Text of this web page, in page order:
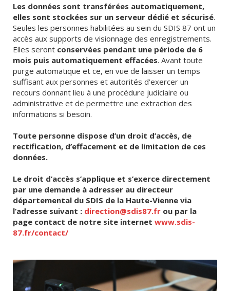
Les données sont transférées automatiquement,
elles sont stockées sur un serveur dédié et sécurisé.
Seules les personnes habilitées au sein du SDIS 87 ont un
accès aux supports de visionnage des enregistrements.
Elles seront conservées pendant une période de 6
mois puis automatiquement effacées. Avant toute
purge automatique et ce, en vue de laisser un temps
suffisant aux personnes et autorités d’exercer un
recours donnant lieu à une procédure judiciaire ou
administrative et de permettre une extraction des
informations si besoin.
Toute personne dispose d’un droit d’accès, de
rectification, d’effacement et de limitation de ces
données.
Le droit d’accès s’applique et s’exerce directement
par une demande à adresser au directeur
départemental du SDIS de la Haute-Vienne via
l’adresse suivant : direction@sdis87.fr ou par la
page contact de notre site internet www.sdis-
87.fr/contact/